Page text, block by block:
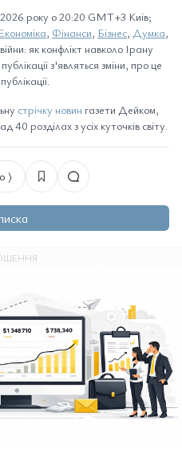
року о 20:20 GMT+3 Київ;
Економіка, Фінанси, Бізнес, Думка,
як конфлікт навколо Ірану
з'являться зміни, про це
стрічку новин газети Дейком,
40 розділах з усіх куточків світу.
⟩